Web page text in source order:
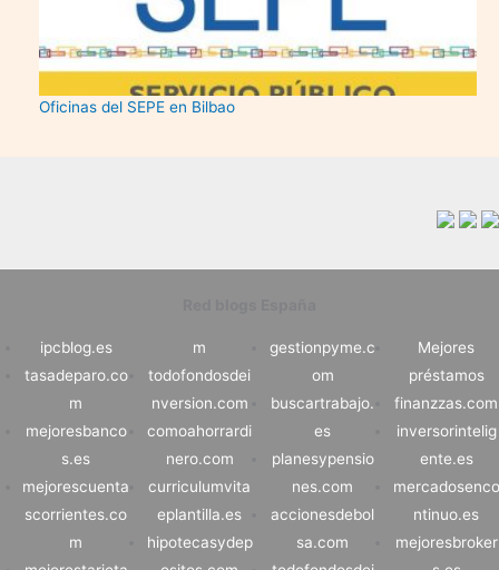
Oficinas del SEPE en Bilbao
ipcblog.es
tasadeparo.co
m
mejoresbanco
s.es
mejorescuenta
scorrientes.co
m
m
todofondosdei
nversion.com
comoahorrardi
nero.com
curriculumvita
eplantilla.es
hipotecasydep
gestionpyme.c
om
buscartrabajo.
es
planesypensio
nes.com
accionesdebol
sa.com
Mejores
préstamos
finanzzas.com
inversorintelig
ente.es
mercadosenco
ntinuo.es
mejoresbroker